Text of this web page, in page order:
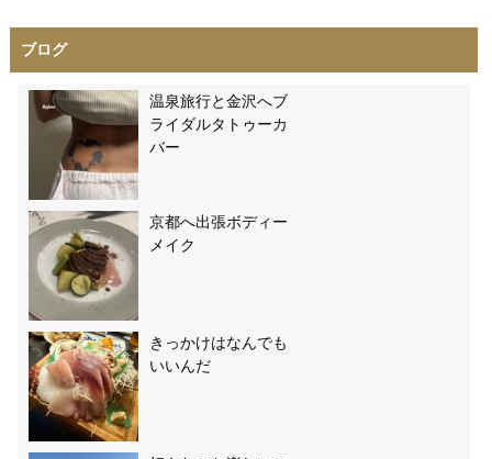
ブログ
温泉旅行と金沢へブ
ライダルタトゥーカ
バー
京都へ出張ボディー
メイク
きっかけはなんでも
いいんだ